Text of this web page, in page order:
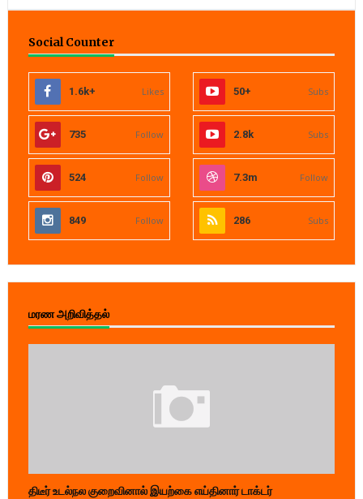
Social Counter
1.6k+ Likes 50+ Subs
735 Follow 2.8k Subs
524 Follow 7.3m Follow
849 Follow 286 Subs
மரண அறிவித்தல்
திடீர் உடல்நல குறைவினால் இயற்கை எய்தினார் டாக்டர்